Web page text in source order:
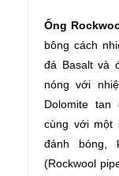
Ống
bông cách
đá Basalt và
nóng với
Dolomite tan
cùng với một
đánh bóng,
(Rockwool